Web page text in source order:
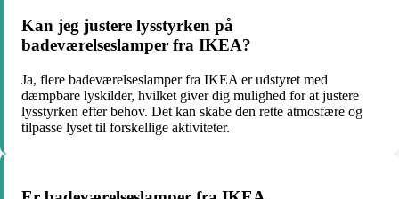
Kan jeg justere lysstyrken på
badeværelseslamper fra IKEA?
Ja, flere badeværelseslamper fra IKEA er udstyret med
dæmpbare lyskilder, hvilket giver dig mulighed for at justere
lysstyrken efter behov. Det kan skabe den rette atmosfære og
tilpasse lyset til forskellige aktiviteter.